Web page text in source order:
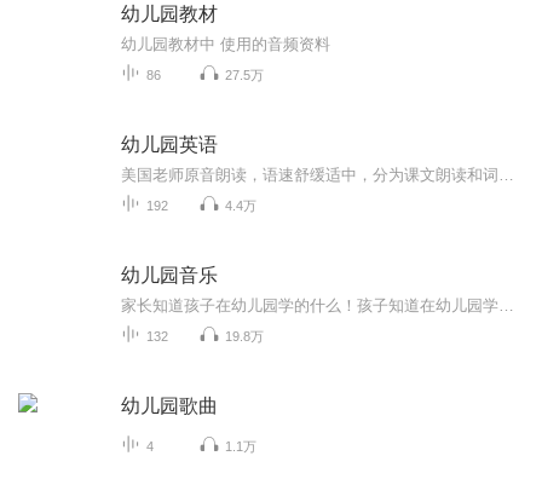
幼儿园教材
幼儿园教材中 使用的音频资料
86 27.5万
幼儿园英语
192 4.4万
幼儿园音乐
132 19.8万
幼儿园歌曲
4 1.1万